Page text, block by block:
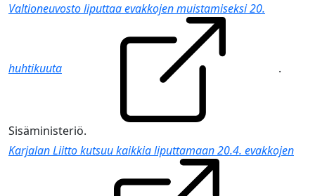
Valtioneuvosto liputtaa evakkojen muistamiseksi 20.
huhtikuuta .
Sisäministeriö.
Karjalan Liitto kutsuu kaikkia liputtamaan 20.4. evakkojen